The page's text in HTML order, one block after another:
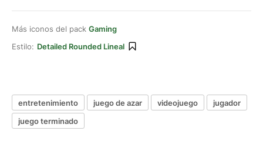
Más iconos del pack Gaming
Estilo: Detailed Rounded Lineal
entretenimiento juego de azar videojuego
jugador
juego terminado